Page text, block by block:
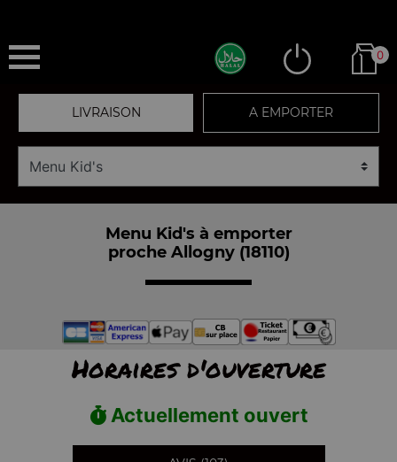
0
LIVRAISON A EMPORTER
Menu Kid's à emporter
proche Allogny (18110)
Horaires d'ouverture
Actuellement ouvert